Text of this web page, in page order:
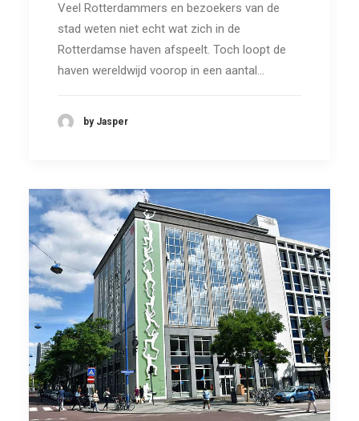
Veel Rotterdammers en bezoekers van de
stad weten niet echt wat zich in de
Rotterdamse haven afspeelt. Toch loopt de
haven wereldwijd voorop in een aantal…
by Jasper